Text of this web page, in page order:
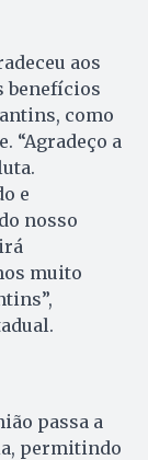
aos
benefícios
como
“Agradeço a
e
nosso
muito
passa a
permitindo